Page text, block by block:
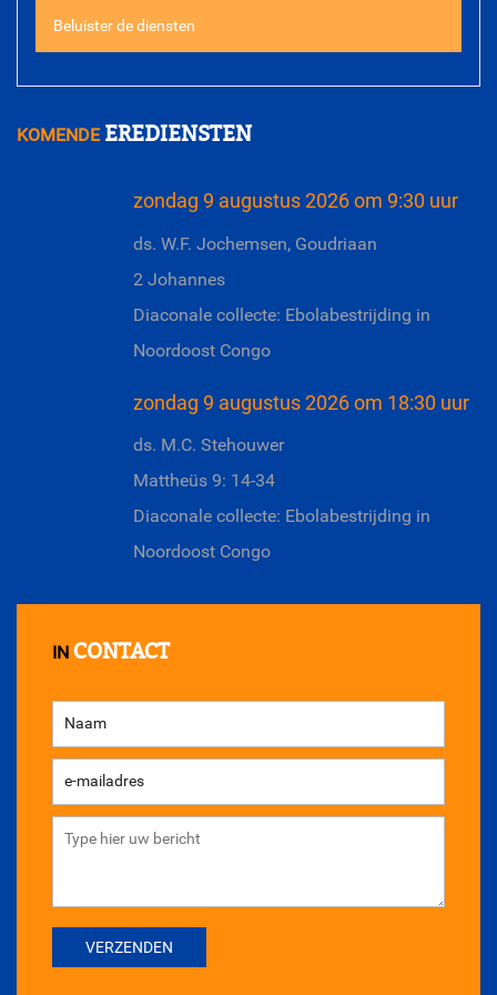
Beluister de diensten
KOMENDEEREDIENSTEN
zondag 9 augustus 2026 om 9:30 uur
ds. W.F. Jochemsen, Goudriaan
2 Johannes
Diaconale collecte: Ebolabestrijding in
Noordoost Congo
zondag 9 augustus 2026 om 18:30 uur
ds. M.C. Stehouwer
Mattheüs 9: 14-34
Diaconale collecte: Ebolabestrijding in
Noordoost Congo
IN CONTACT